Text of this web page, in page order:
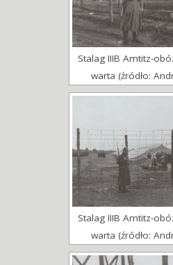
Stalag IIIB Amtitz-
warta (źródło:
Stalag IIIB Amtitz-
warta (źródło: